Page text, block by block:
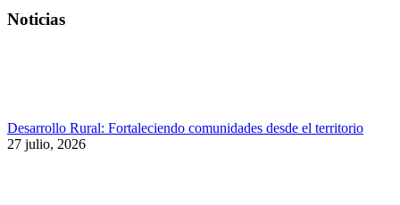
Noticias
Desarrollo Rural: Fortaleciendo comunidades desde el territorio
27 julio, 2026